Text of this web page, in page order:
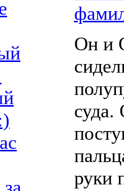
Он и
суда.
руки